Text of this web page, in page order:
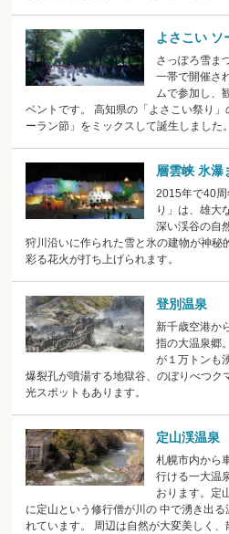
よさこい ソ
さっぽろ雪ま
一帯で開催さ
ムで参加し、
ベントです。 高知県の「よさこい祭り
ーラン節」をミックスして誕生しました。
層雲峡 氷瀑
2015年で40
り」は、雄大
深い渓谷の自
狩川沿いに作られた雪と氷の建物が神秘
彩る花火が打ち上げられます。
登別温泉
新千歳空港か
指の大温泉郷
が１万トンも
爆裂孔が噴湯する地獄谷、のぼりべつク
光スポットもあります。
定山渓温泉
札幌市内から
行ける一大温
おります。定
に定山という修行僧が川の 中で湧き出
れています。 周辺は自然が大変美しく